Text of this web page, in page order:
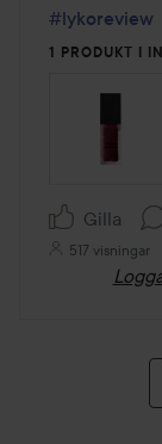
#lykoreview
1 PRODUKT I
Gilla
517 visningar